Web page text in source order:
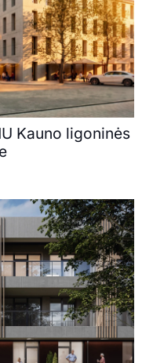
Kauno ligoninės